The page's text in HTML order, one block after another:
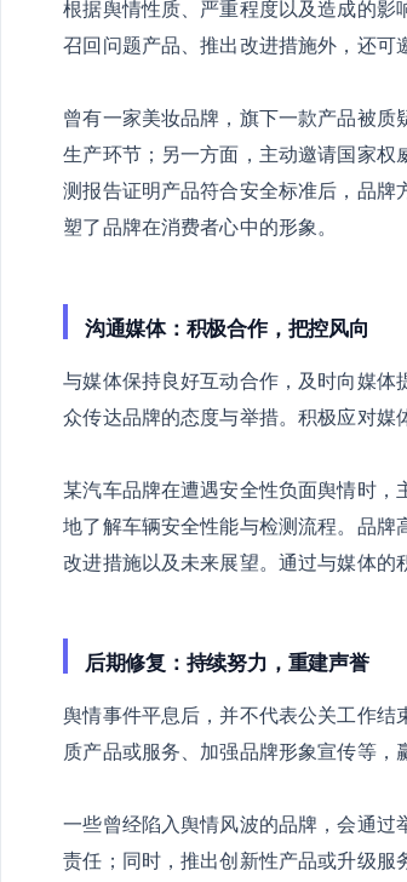
根据舆情性质、严重程度以及造成的
召回问题产品、推出改进措施外，还可
曾有一家美妆品牌，旗下一款产品被
生产环节；另一方面，主动邀请国家
测报告证明产品符合安全标准后，品
塑了品牌在消费者心中的形象。
沟通媒体：积极合作，把控风向
与媒体保持良好互动合作，及时向媒
众传达品牌的态度与举措。积极应对媒
某汽车品牌在遭遇安全性负面舆情时
地了解车辆安全性能与检测流程。品牌
改进措施以及未来展望。通过与媒体的
后期修复：持续努力，重建声誉
舆情事件平息后，并不代表公关工作
质产品或服务、加强品牌形象宣传等，
一些曾经陷入舆情风波的品牌，会通
责任；同时，推出创新性产品或升级